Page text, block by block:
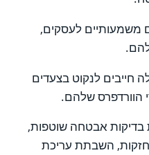
משמעותיים לעסקים,
חייבים לנקוט בצעדים
הוורדפרס שלהם.
אבטחה שוטפות,
השבתת עריכת